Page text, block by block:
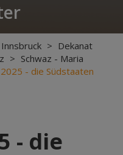
> Dekanat
> Schwaz - Maria
2025 - die Südstaaten
- die